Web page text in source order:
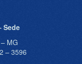
Sede
MG
– 3596